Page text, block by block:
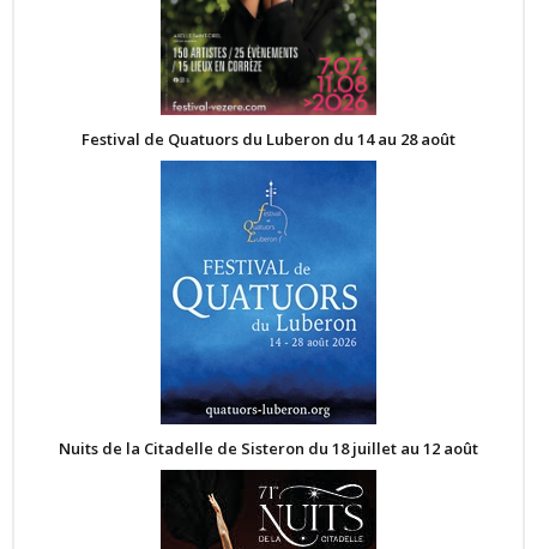
Festival de Quatuors du Luberon du 14 au 28 août
Nuits de la Citadelle de Sisteron du 18 juillet au 12 août